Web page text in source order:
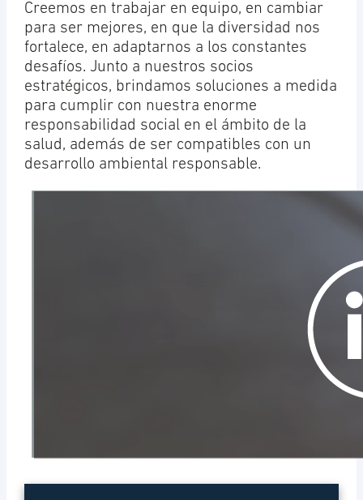
Creemos en trabajar en equipo, en cambiar
para ser mejores, en que la diversidad nos
fortalece, en adaptarnos a los constantes
desafíos. Junto a nuestros socios
estratégicos, brindamos soluciones a medida
para cumplir con nuestra enorme
responsabilidad social en el ámbito de la
salud, además de ser compatibles con un
desarrollo ambiental responsable.